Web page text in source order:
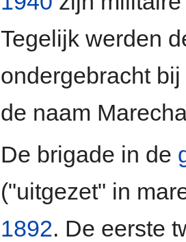
Tegelijk werden
ondergebracht
de naam
De brigade in de
("uitgezet" in
1892. De eerste